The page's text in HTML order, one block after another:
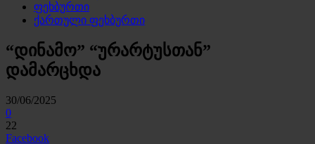
ფეხბურთი
ქართული ფეხბურთი
“დინამო” “ურარტუსთან”
დამარცხდა
30/06/2025
0
22
Facebook